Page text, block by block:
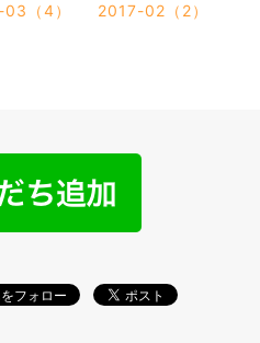
（4） 2017-02（2）